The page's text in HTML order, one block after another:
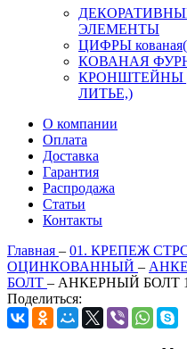
ЭЛЕМЕНТЫ
ЦИФРЫ
КОВАНАЯ
КРОНШТЕЙНЫ
ЛИТЬЕ,)
О компании
Оплата
Доставка
Гарантия
Распродажа
Статьи
Контакты
Главная – 01. КРЕПЕЖ
ОЦИНКОВАННЫЙ –
БОЛТ – АНКЕРНЫЙ БОЛТ
Поделиться: